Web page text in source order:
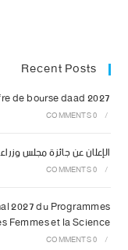
Recent Posts
de bourse daad 2027
/
0 COMMENTS
الإعلان عن جائزة مجلس وزراء
/
0 COMMENTS
2027 du Programmes
Femmes et la Science
/
0 COMMENTS